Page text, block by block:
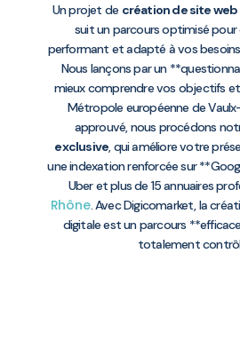
Un projet de création de site web
suit un parcours optimisé
performant et adapté à vos
Nous lançons par un
mieux comprendre vos objectifs
Métropole européenne de
approuvé, nous procédons
exclusive, qui améliore votre
une indexation renforcée sur
Uber et plus de 15 annuaires
Rhône. Avec Digicomarket, la
digitale est un parcours
totalement